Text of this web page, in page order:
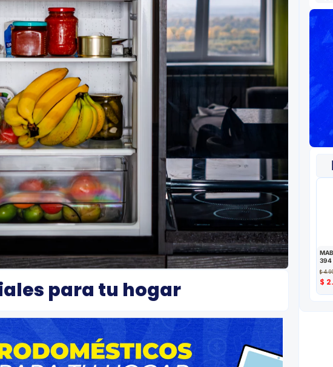
para tu hogar
394
$
$